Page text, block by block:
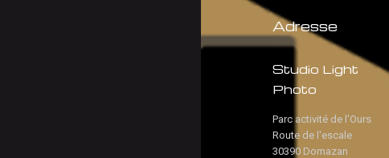
Adresse
Studio Light
Photo
Parc activité de l'Ours
Route de l'escale
30390 Domazan